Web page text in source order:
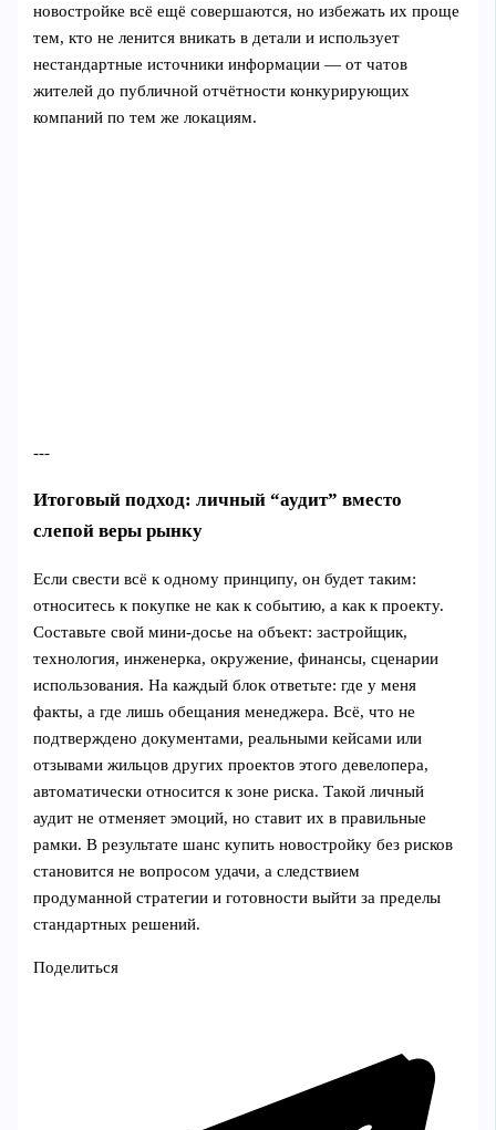
новостройке всё ещё совершаются, но избежать их проще
тем, кто не ленится вникать в детали и использует
нестандартные источники информации — от чатов
жителей до публичной отчётности конкурирующих
компаний по тем же локациям.
---
Итоговый подход: личный “аудит” вместо
слепой веры рынку
Если свести всё к одному принципу, он будет таким:
относитесь к покупке не как к событию, а как к проекту.
Составьте свой мини-досье на объект: застройщик,
технология, инженерка, окружение, финансы, сценарии
использования. На каждый блок ответьте: где у меня
факты, а где лишь обещания менеджера. Всё, что не
подтверждено документами, реальными кейсами или
отзывами жильцов других проектов этого девелопера,
автоматически относится к зоне риска. Такой личный
аудит не отменяет эмоций, но ставит их в правильные
рамки. В результате шанс купить новостройку без рисков
становится не вопросом удачи, а следствием
продуманной стратегии и готовности выйти за пределы
стандартных решений.
Поделиться